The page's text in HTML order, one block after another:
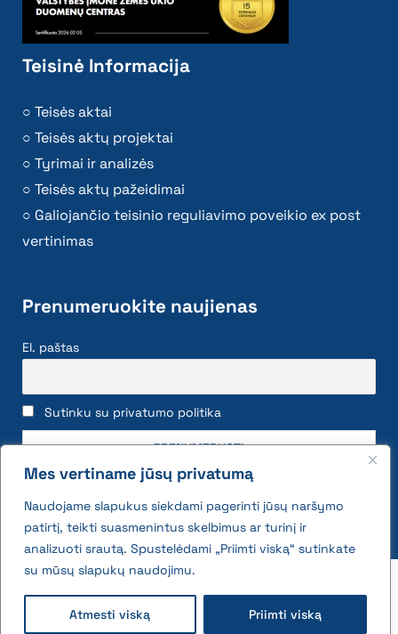
Mes vertiname jūsų privatumą
Naudojame slapukus siekdami pagerinti jūsų naršymo
patirtį, teikti suasmenintus skelbimus ar turinį ir
analizuoti srautą. Spustelėdami „Priimti viską“ sutinkate
su mūsų slapukų naudojimu.
Atmesti viską Priimti viską
Teisinė Informacija
Teisės aktai
Teisės aktų projektai
Tyrimai ir analizės
Teisės aktų pažeidimai
Galiojančio teisinio reguliavimo poveikio ex post
vertinimas
Prenumeruokite naujienas
El. paštas
Sutinku su privatumo politika
2026 © All rights reserved | VĮ Žemės ūkio duomenų
centras